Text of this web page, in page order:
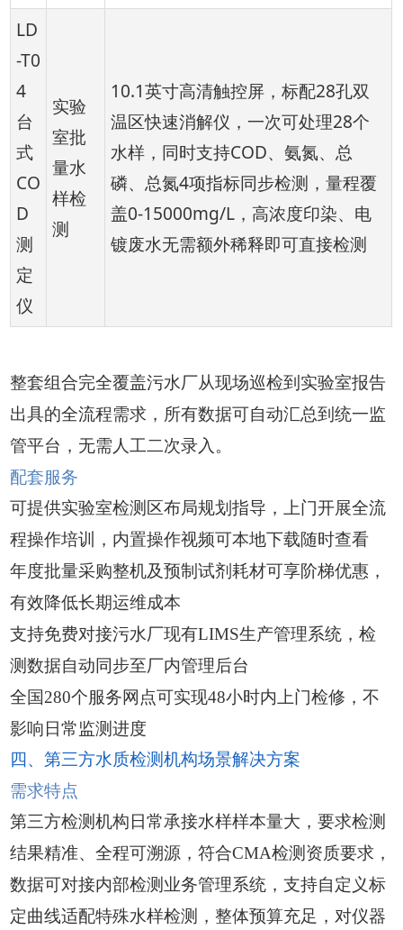
LD
-T0
4
台
式
CO
D
测
定
仪
实验
室批
量水
样检
测
10.1英寸高清触控屏，标配28孔双
温区快速消解仪，一次可处理28个
水样，同时支持COD、氨氮、总
磷、总氮4项指标同步检测，量程覆
盖0-15000mg/L，高浓度印染、电
镀废水无需额外稀释即可直接检测
整套组合完全覆盖污水厂从现场巡检到实验室报告
出具的全流程需求，所有数据可自动汇总到统一监
管平台，无需人工二次录入。
配套服务
可提供实验室检测区布局规划指导，上门开展全流
程操作培训，内置操作视频可本地下载随时查看
年度批量采购整机及预制试剂耗材可享阶梯优惠，
有效降低长期运维成本
支持免费对接污水厂现有LIMS生产管理系统，检
测数据自动同步至厂内管理后台
全国280个服务网点可实现48小时内上门检修，不
影响日常监测进度
四、第三方水质检测机构场景解决方案
需求特点
第三方检测机构日常承接水样样本量大，要求检测
结果精准、全程可溯源，符合CMA检测资质要求，
数据可对接内部检测业务管理系统，支持自定义标
定曲线适配特殊水样检测，整体预算充足，对仪器